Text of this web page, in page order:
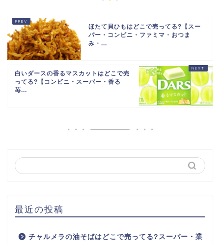
ほたて貝ひもはどこで売ってる?【スー
パー・コンビニ・ファミマ・おつま
み・...
白いダースの香るマスカットはどこで売
ってる?【コンビニ・スーパー・香る
苺...
最近の投稿
チャルメラの油そばはどこで売ってる?スーパー・業